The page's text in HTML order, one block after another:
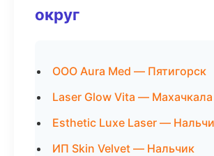
округ
ООО Aura Med — Пятигорск
Laser Glow Vita — Махачкала
Esthetic Luxe Laser —
ИП Skin Velvet — Нальчик